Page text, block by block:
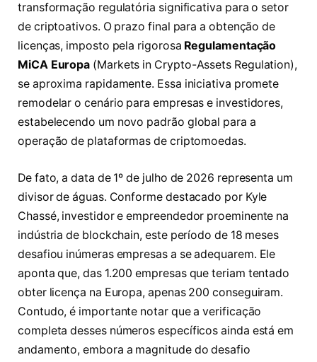
transformação regulatória significativa para o setor
de criptoativos. O prazo final para a obtenção de
licenças, imposto pela rigorosa Regulamentação
MiCA Europa (Markets in Crypto-Assets Regulation),
se aproxima rapidamente. Essa iniciativa promete
remodelar o cenário para empresas e investidores,
estabelecendo um novo padrão global para a
operação de plataformas de criptomoedas.
De fato, a data de 1º de julho de 2026 representa um
divisor de águas. Conforme destacado por Kyle
Chassé, investidor e empreendedor proeminente na
indústria de blockchain, este período de 18 meses
desafiou inúmeras empresas a se adequarem. Ele
aponta que, das 1.200 empresas que teriam tentado
obter licença na Europa, apenas 200 conseguiram.
Contudo, é importante notar que a verificação
completa desses números específicos ainda está em
andamento, embora a magnitude do desafio